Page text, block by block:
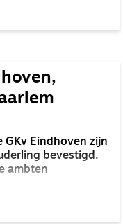
GKv Eindhoven zijn
bevestigd.
ambten